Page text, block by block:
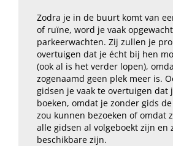
Zodra je in de buurt komt van
of ruïne, word je vaak
parkeerwachten. Zij zullen je
overtuigen dat je écht bij hen
(ook al is het verder lopen),
zogenaamd geen plek meer is.
gidsen je vaak te overtuigen dat
boeken, omdat je zonder gids
zou kunnen bezoeken of omdat
alle gidsen al volgeboekt zijn en
beschikbare zijn.